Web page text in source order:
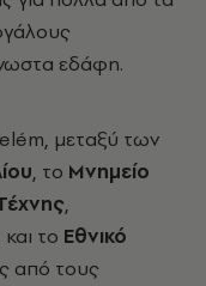
εδάφη.
μεταξύ των
, το Μνημείο
,
και το Εθνικό
από τους